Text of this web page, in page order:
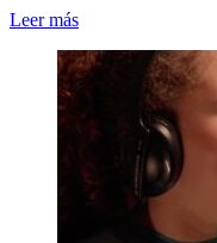
Leer másLeer
sobre
La
Tandilense
Llega